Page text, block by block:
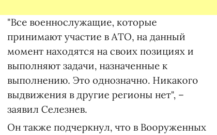
"Все военнослужащие, которые
принимают участие в АТО, на данный
момент находятся на своих позициях и
выполняют задачи, назначенные к
выполнению. Это однозначно. Никакого
выдвижения в другие регионы нет", –
заявил Селезнев.
Он также подчеркнул, что в Вооруженных